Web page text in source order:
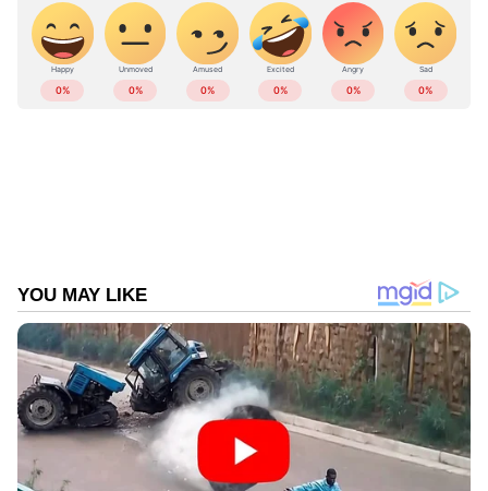
Add Asianetnews as a Preferred
Source
കേരളത്തിലെ എല്ലാ വാർത്തകൾKerala
Newsഅറിയാൻ എപ്പോഴും ഏഷ്യാനെറ്റ്
ന്യൂസ് വാർത്തകൾ.
Malayalam News